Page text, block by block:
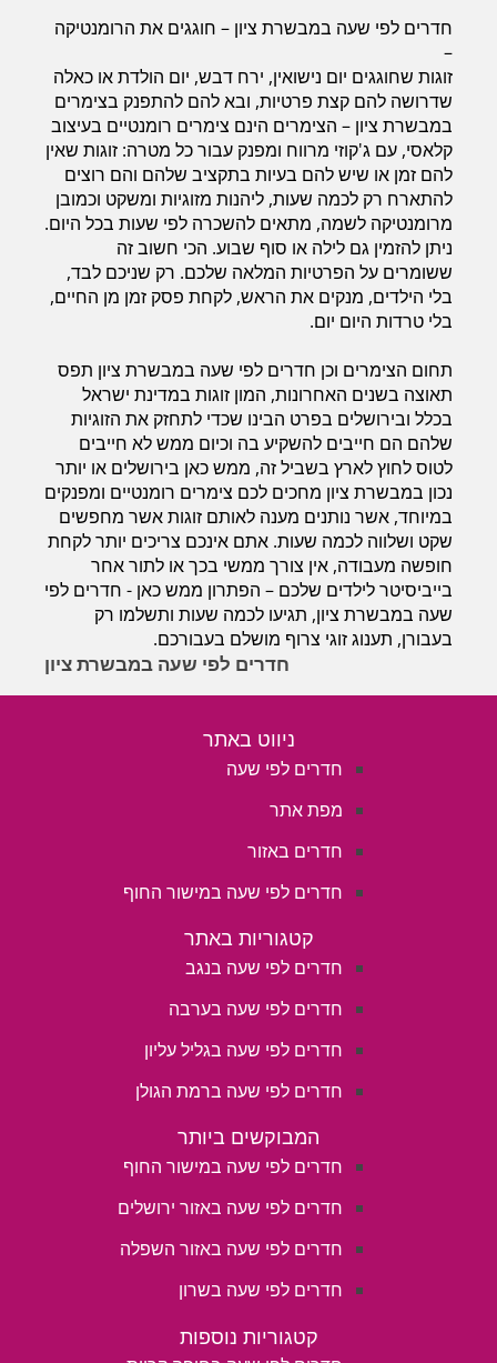
חדרים לפי שעה במבשרת ציון – חוגגים את הרומנטיקה
–
זוגות שחוגגים יום נישואין, ירח דבש, יום הולדת או כאלה
שדרושה להם קצת פרטיות, ובא להם להתפנק בצימרים
במבשרת ציון – הצימרים הינם צימרים רומנטיים בעיצוב
קלאסי, עם ג'קוזי מרווח ומפנק עבור כל מטרה: זוגות שאין
להם זמן או שיש להם בעיות בתקציב שלהם והם רוצים
להתארח רק לכמה שעות, ליהנות מזוגיות ומשקט וכמובן
מרומנטיקה לשמה, מתאים להשכרה לפי שעות בכל היום.
ניתן להזמין גם לילה או סוף שבוע. הכי חשוב זה
ששומרים על הפרטיות המלאה שלכם. רק שניכם לבד,
בלי הילדים, מנקים את הראש, לקחת פסק זמן מן החיים,
בלי טרדות היום יום.
תחום הצימרים וכן חדרים לפי שעה במבשרת ציון תפס
תאוצה בשנים האחרונות, המון זוגות במדינת ישראל
בכלל ובירושלים בפרט הבינו שכדי לתחזק את הזוגיות
שלהם הם חייבים להשקיע בה וכיום ממש לא חייבים
לטוס לחוץ לארץ בשביל זה, ממש כאן בירושלים או יותר
נכון במבשרת ציון מחכים לכם צימרים רומנטיים ומפנקים
במיוחד, אשר נותנים מענה לאותם זוגות אשר מחפשים
שקט ושלווה לכמה שעות. אתם אינכם צריכים יותר לקחת
חופשה מעבודה, אין צורך ממשי בכך או לתור אחר
בייביסיטר לילדים שלכם – הפתרון ממש כאן - חדרים לפי
שעה במבשרת ציון, תגיעו לכמה שעות ותשלמו רק
בעבורן, תענוג זוגי צרוף מושלם בעבורכם.
חדרים לפי שעה במבשרת ציון
ניווט באתר
חדרים לפי שעה
מפת אתר
חדרים באזור
חדרים לפי שעה במישור החוף
קטגוריות באתר
חדרים לפי שעה בנגב
חדרים לפי שעה בערבה
חדרים לפי שעה בגליל עליון
חדרים לפי שעה ברמת הגולן
המבוקשים ביותר
חדרים לפי שעה במישור החוף
חדרים לפי שעה באזור ירושלים
חדרים לפי שעה באזור השפלה
חדרים לפי שעה בשרון
קטגוריות נוספות